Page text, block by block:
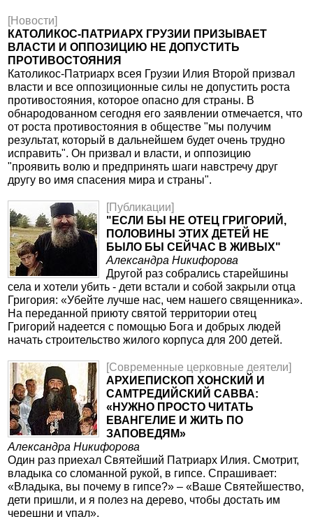
[Новости]
КАТОЛИКОС-ПАТРИАРХ ГРУЗИИ ПРИЗЫВАЕТ
ВЛАСТИ И ОППОЗИЦИЮ НЕ ДОПУСТИТЬ
ПРОТИВОСТОЯНИЯ
Католикос-Патриарх всея Грузии Илия Второй призвал
власти и все оппозиционные силы не допустить роста
противостояния, которое опасно для страны. В
обнародованном сегодня его заявлении отмечается, что
от роста противостояния в обществе "мы получим
результат, который в дальнейшем будет очень трудно
исправить". Он призвал и власти, и оппозицию
"проявить волю и предпринять шаги навстречу друг
другу во имя спасения мира и страны".
[Публикации]
"ЕСЛИ БЫ НЕ ОТЕЦ ГРИГОРИЙ,
ПОЛОВИНЫ ЭТИХ ДЕТЕЙ НЕ
БЫЛО БЫ СЕЙЧАС В ЖИВЫХ"
Александра Никифорова
Другой раз собрались старейшины
села и хотели убить - дети встали и собой закрыли отца
Григория: «Убейте лучше нас, чем нашего священника».
На переданной приюту святой территории отец
Григорий надеется с помощью Бога и добрых людей
начать строительство жилого корпуса для 200 детей.
[Современные церковные деятели]
АРХИЕПИСКОП ХОНСКИЙ И
САМТРЕДИЙСКИЙ САВВА:
«НУЖНО ПРОСТО ЧИТАТЬ
ЕВАНГЕЛИЕ И ЖИТЬ ПО
ЗАПОВЕДЯМ»
Александра Никифорова
Один раз приехал Святейший Патриарх Илия. Смотрит,
владыка со сломанной рукой, в гипсе. Спрашивает:
«Владыка, вы почему в гипсе?» – «Ваше Святейшество,
дети пришли, и я полез на дерево, чтобы достать им
черешни и упал».